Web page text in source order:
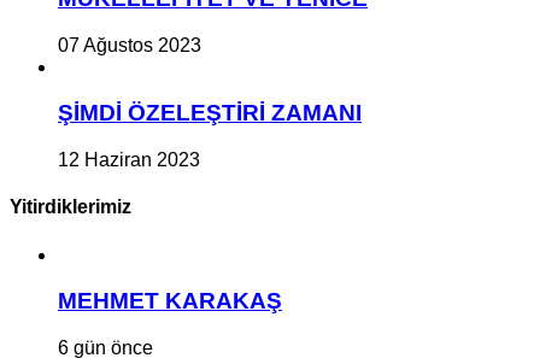
07 Ağustos 2023
ŞİMDİ ÖZELEŞTİRİ ZAMANI
12 Haziran 2023
Yitirdiklerimiz
MEHMET KARAKAŞ
6 gün önce